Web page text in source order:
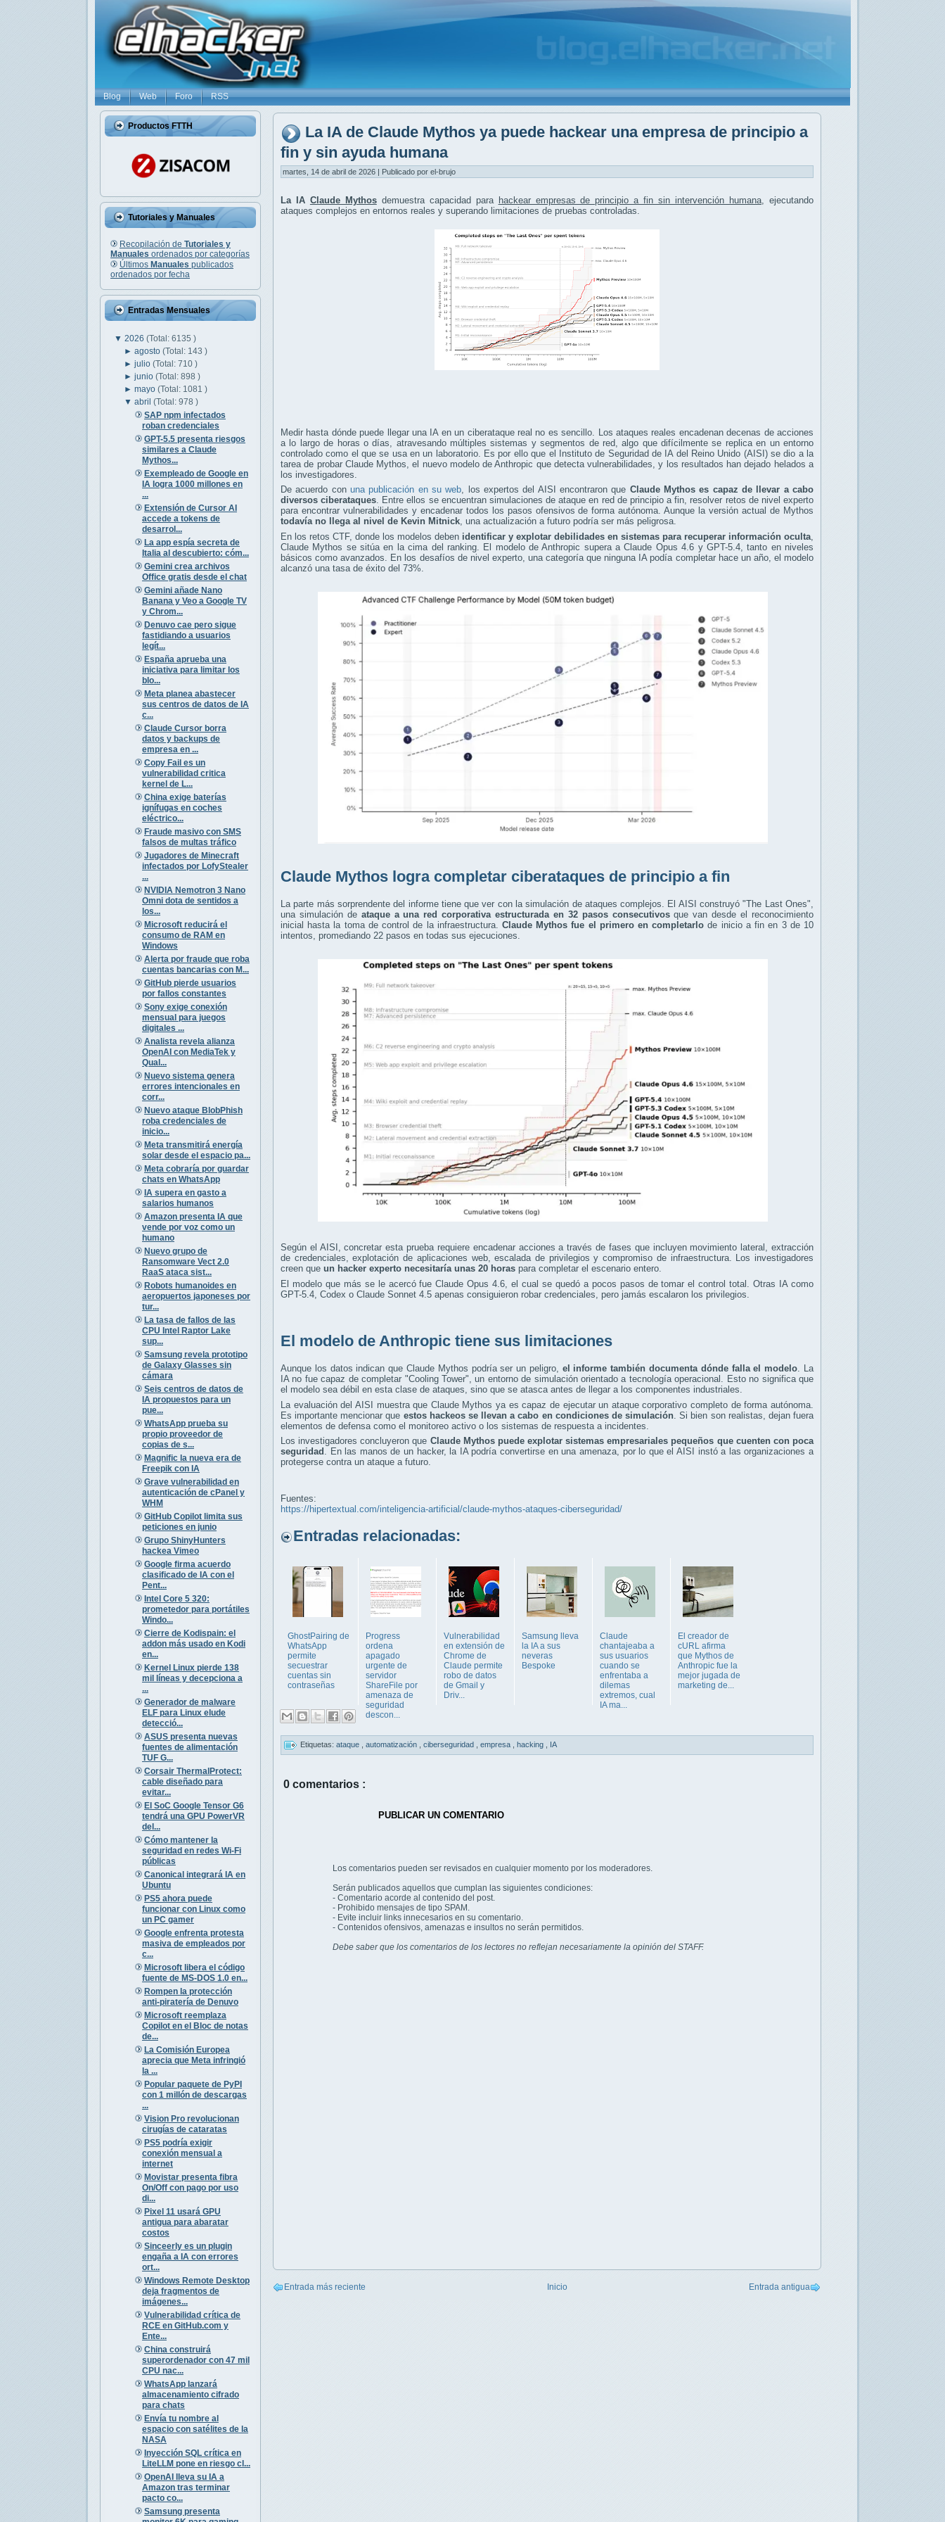
Blog Web Foro RSS
Productos FTTH
Tutoriales y Manuales
Recopilación de Tutoriales y
Manuales ordenados por categorías
Últimos Manuales publicados
ordenados por fecha
Entradas Mensuales
▼ 2026 (Total: 6135 )
►agosto(Total: 143 )
►julio(Total: 710 )
►junio(Total: 898 )
►mayo(Total: 1081 )
▼abril(Total: 978 )
SAP npm infectados
roban credenciales
GPT-5.5 presenta riesgos
similares a Claude
Mythos...
Exempleado de Google en
IA logra 1000 millones en
...
Extensión de Cursor AI
accede a tokens de
desarrol...
La app espía secreta de
Italia al descubierto: cóm...
Gemini crea archivos
Office gratis desde el chat
Gemini añade Nano
Banana y Veo a Google TV
y Chrom...
Denuvo cae pero sigue
fastidiando a usuarios
legít...
España aprueba una
iniciativa para limitar los
blo...
Meta planea abastecer
sus centros de datos de IA
c...
Claude Cursor borra
datos y backups de
empresa en ...
Copy Fail es un
vulnerabilidad critica
kernel de L...
China exige baterías
ignífugas en coches
eléctrico...
Fraude masivo con SMS
falsos de multas tráfico
Jugadores de Minecraft
infectados por LofyStealer
...
NVIDIA Nemotron 3 Nano
Omni dota de sentidos a
los...
Microsoft reducirá el
consumo de RAM en
Windows
Alerta por fraude que roba
cuentas bancarias con M...
GitHub pierde usuarios
por fallos constantes
Sony exige conexión
mensual para juegos
digitales ...
Analista revela alianza
OpenAI con MediaTek y
Qual...
Nuevo sistema genera
errores intencionales en
corr...
Nuevo ataque BlobPhish
roba credenciales de
inicio...
Meta transmitirá energía
solar desde el espacio pa...
Meta cobraría por guardar
chats en WhatsApp
IA supera en gasto a
salarios humanos
Amazon presenta IA que
vende por voz como un
humano
Nuevo grupo de
Ransomware Vect 2.0
RaaS ataca sist...
Robots humanoides en
aeropuertos japoneses por
tur...
La tasa de fallos de las
CPU Intel Raptor Lake
sup...
Samsung revela prototipo
de Galaxy Glasses sin
cámara
Seis centros de datos de
IA propuestos para un
pue...
WhatsApp prueba su
propio proveedor de
copias de s...
Magnific la nueva era de
Freepik con IA
Grave vulnerabilidad en
autenticación de cPanel y
WHM
GitHub Copilot limita sus
peticiones en junio
Grupo ShinyHunters
hackea Vimeo
Google firma acuerdo
clasificado de IA con el
Pent...
Intel Core 5 320:
prometedor para portátiles
Windo...
Cierre de Kodispain: el
addon más usado en Kodi
en...
Kernel Linux pierde 138
mil líneas y decepciona a
...
Generador de malware
ELF para Linux elude
detecció...
ASUS presenta nuevas
fuentes de alimentación
TUF G...
Corsair ThermalProtect:
cable diseñado para
evitar...
El SoC Google Tensor G6
tendrá una GPU PowerVR
del...
Cómo mantener la
seguridad en redes Wi-Fi
públicas
Canonical integrará IA en
Ubuntu
PS5 ahora puede
funcionar con Linux como
un PC gamer
Google enfrenta protesta
masiva de empleados por
c...
Microsoft libera el código
fuente de MS-DOS 1.0 en...
Rompen la protección
anti-piratería de Denuvo
Microsoft reemplaza
Copilot en el Bloc de notas
de...
La Comisión Europea
aprecia que Meta infringió
la ...
Popular paquete de PyPI
con 1 millón de descargas
...
Vision Pro revolucionan
cirugías de cataratas
PS5 podría exigir
conexión mensual a
internet
Movistar presenta fibra
On/Off con pago por uso
di...
Pixel 11 usará GPU
antigua para abaratar
costos
Sinceerly es un plugin
engaña a IA con errores
ort...
Windows Remote Desktop
deja fragmentos de
imágenes...
Vulnerabilidad crítica de
RCE en GitHub.com y
Ente...
China construirá
superordenador con 47 mil
CPU nac...
WhatsApp lanzará
almacenamiento cifrado
para chats
Envía tu nombre al
espacio con satélites de la
NASA
Inyección SQL crítica en
LiteLLM pone en riesgo cl...
OpenAI lleva su IA a
Amazon tras terminar
pacto co...
Samsung presenta
La IA de Claude Mythos ya puede hackear una empresa de principio a
fin y sin ayuda humana
martes, 14 de abril de 2026 | Publicado por el-brujo
La IA Claude Mythosdemuestra capacidad para hackear empresas de principio a fin sin intervención humana , ejecutando
ataques complejos en entornos reales y superando limitaciones de pruebas controladas.
Medir hasta dónde puede llegar una IA en un ciberataque real no es sencillo. Los ataques reales encadenan decenas de acciones
a lo largo de horas o días, atravesando múltiples sistemas y segmentos de red, algo que difícilmente se replica en un entorno
controlado como el que se usa en un laboratorio. Es por ello que el Instituto de Seguridad de IA del Reino Unido (AISI) se dio a la
tarea de probar Claude Mythos, el nuevo modelo de Anthropic que detecta vulnerabilidades, y los resultados han dejado helados a
los investigadores.
De acuerdo con una publicación en su web, los expertos del AISI encontraron que Claude Mythos es capaz de llevar a cabo
diversos ciberataques. Entre ellos se encuentran simulaciones de ataque en red de principio a fin, resolver retos de nivel experto
para encontrar vulnerabilidades y encadenar todos los pasos ofensivos de forma autónoma. Aunque la versión actual de Mythos
todavía no llega al nivel de Kevin Mitnick, una actualización a futuro podría ser más peligrosa.
En los retos CTF, donde los modelos deben identificar y explotar debilidades en sistemas para recuperar información oculta
Claude Mythos se sitúa en la cima del ranking. El modelo de Anthropic supera a Claude Opus 4.6 y GPT-5.4, tanto en niveles
básicos como avanzados. En los desafíos de nivel experto, una categoría que ninguna IA podía completar hace un año, el modelo
alcanzó una tasa de éxito del 73%.
Claude Mythos logra completar ciberataques de principio a fin
La parte más sorprendente del informe tiene que ver con la simulación de ataques complejos. El AISI construyó "The Last Ones",
una simulación de ataque a una red corporativa estructurada en 32 pasos consecutivosque van desde el reconocimiento
inicial hasta la toma de control de la infraestructura. Claude Mythos fue el primero en completarlo de inicio a fin en 3 de 10
intentos, promediando 22 pasos en todas sus ejecuciones.
Según el AISI, concretar esta prueba requiere encadenar acciones a través de fases que incluyen movimiento lateral, extracción
de credenciales, explotación de aplicaciones web, escalada de privilegios y compromiso de infraestructura. Los investigadores
creen que un hacker experto necesitaría unas 20 horas para completar el escenario entero.
El modelo que más se le acercó fue Claude Opus 4.6, el cual se quedó a pocos pasos de tomar el control total. Otras IA como
GPT-5.4, Codex o Claude Sonnet 4.5 apenas consiguieron robar credenciales, pero jamás escalaron los privilegios.
El modelo de Anthropic tiene sus limitaciones
Aunque los datos indican que Claude Mythos podría ser un peligro, el informe también documenta dónde falla el modelo. La
IA no fue capaz de completar "Cooling Tower", un entorno de simulación orientado a tecnología operacional. Esto no significa que
el modelo sea débil en esta clase de ataques, sino que se atasca antes de llegar a los componentes industriales.
La evaluación del AISI muestra que Claude Mythos ya es capaz de ejecutar un ataque corporativo completo de forma autónoma.
Es importante mencionar que estos hackeos se llevan a cabo en condiciones de simulación . Si bien son realistas, dejan fuera
elementos de defensa como el monitoreo activo o los sistemas de respuesta a incidentes.
Los investigadores concluyeron que Claude Mythos puede explotar sistemas empresariales pequeños que cuenten con poca
seguridad . En las manos de un hacker, la IA podría convertirse en una amenaza, por lo que el AISI instó a las organizaciones a
protegerse contra un ataque a futuro.
Fuentes:
https://hipertextual.com/inteligencia-artificial/claude-mythos-ataques-ciberseguridad/
Entradas relacionadas:
GhostPairing de
WhatsApp
permite
secuestrar
cuentas sin
contraseñas
Progress
ordena
apagado
urgente de
servidor
ShareFile por
amenaza de
seguridad
descon...
Vulnerabilidad
en extensión de
Chrome de
Claude permite
robo de datos
de Gmail y
Driv...
Samsung lleva
la IA a sus
neveras
Bespoke
Claude
chantajeaba a
sus usuarios
cuando se
enfrentaba a
dilemas
extremos, cual
IA ma...
El creador de
cURL afirma
que Mythos de
Anthropic fue la
mejor jugada de
marketing de...
Etiquetas: ataque automatización ciberseguridad empresa hacking IA
0 comentarios :
PUBLICAR UN COMENTARIO
Los comentarios pueden ser revisados en cualquier momento por los moderadores.
Serán publicados aquellos que cumplan las siguientes condiciones:
- Comentario acorde al contenido del post.
- Prohibido mensajes de tipo SPAM.
- Evite incluir links innecesarios en su comentario.
- Contenidos ofensivos, amenazas e insultos no serán permitidos.
Debe saber que los comentarios de los lectores no reflejan necesariamente la opinión del STAFF.
Entrada más reciente Entrada antigua
Inicio